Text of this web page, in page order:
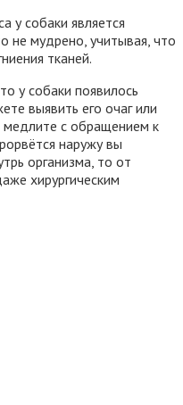
у собаки является
не мудрено, учитывая, что
тканей.
у собаки появилось
выявить его очаг или
медлите с обращением к
наружу вы
организма, то от
хирургическим